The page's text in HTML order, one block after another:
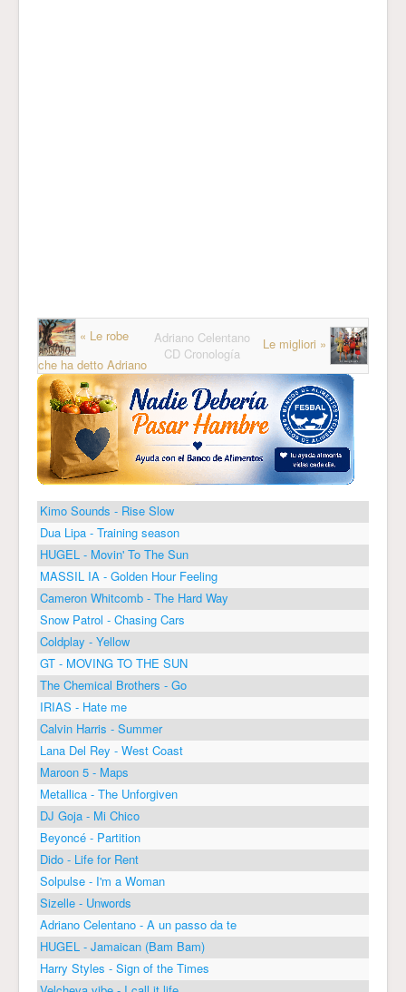
« Le robe
che ha detto Adriano
Adriano Celentano
CD Cronología
Le migliori »
Kimo Sounds - Rise Slow
Dua Lipa - Training season
HUGEL - Movin' To The Sun
MASSIL IA - Golden Hour Feeling
Cameron Whitcomb - The Hard Way
Snow Patrol - Chasing Cars
Coldplay - Yellow
GT - MOVING TO THE SUN
The Chemical Brothers - Go
IRIAS - Hate me
Calvin Harris - Summer
Lana Del Rey - West Coast
Maroon 5 - Maps
Metallica - The Unforgiven
DJ Goja - Mi Chico
Beyoncé - Partition
Dido - Life for Rent
Solpulse - I'm a Woman
Sizelle - Unwords
Adriano Celentano - A un passo da te
HUGEL - Jamaican (Bam Bam)
Harry Styles - Sign of the Times